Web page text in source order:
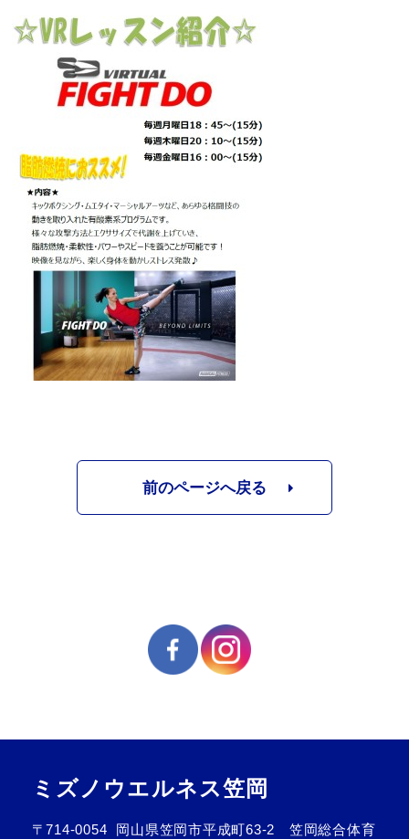
前のページへ戻る
ミズノウエルネス笠岡
〒714-0054
岡山県笠岡市平成町63-2 笠岡総合体育